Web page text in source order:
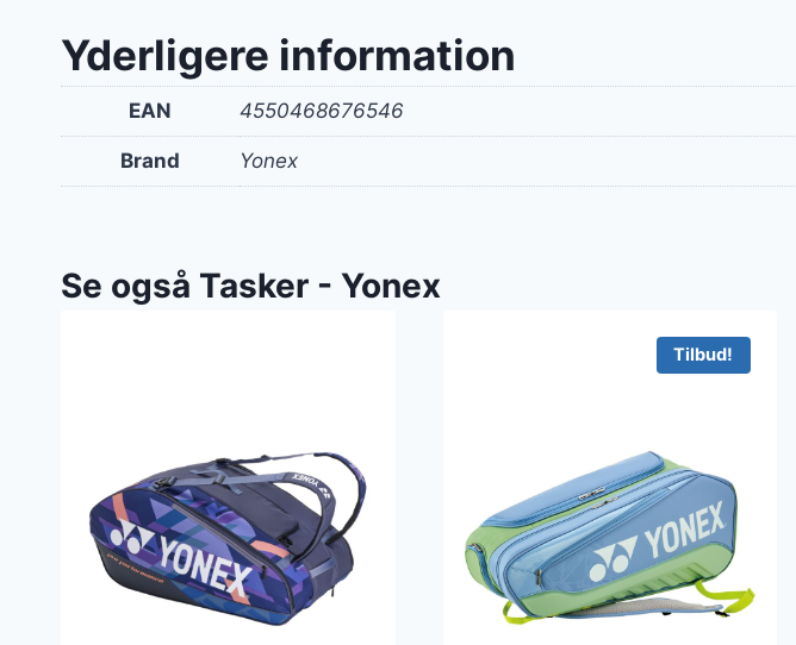
Yderligere information
EAN 4550468676546
Brand Yonex
Se også Tasker - Yonex
Tilbud!